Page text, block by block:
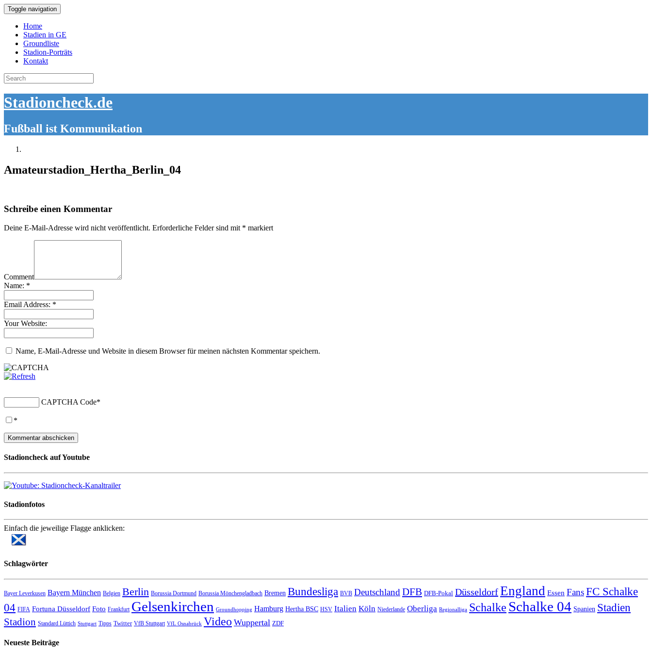
Toggle navigation
Home
Stadien in GE
Groundliste
Stadion-Porträts
Kontakt
Search
for:
Stadioncheck.de
Fußball ist Kommunikation
Amateurstadion_Hertha_Berlin_04
Schreibe einen Kommentar
Deine E-Mail-Adresse wird nicht veröffentlicht. Erforderliche Felder sind mit * markiert
Comment
Name: *
Email Address: *
Your Website:
Name, E-Mail-Adresse und Website in diesem Browser für meinen nächsten Kommentar speichern.
CAPTCHA Code*
*
Stadioncheck auf Youtube
Stadionfotos
Einfach die jeweilige Flagge anklicken:
Schlagwörter
Bayer Leverkusen Bayern München Belgien Berlin Borussia Dortmund Borussia Mönchengladbach Bremen Bundesliga BVB Deutschland DFB DFB-Pokal DüsseldorfEngland Essen FansFC Schalke
04 FIFA Fortuna Düsseldorf Foto Frankfurt Gelsenkirchen Groundhopping Hamburg Hertha BSC HSV Italien Köln Niederlande Oberliga Regionalliga Schalke Schalke 04 Spanien Stadien
Stadion Standard Lüttich Stuttgart Tipps Twitter VfB Stuttgart VfL Osnabrück Video Wuppertal ZDF
Neueste Beiträge